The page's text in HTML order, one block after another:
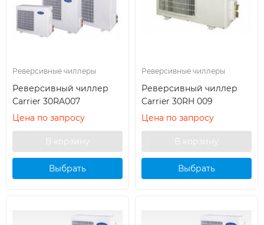
Реверсивные чиллеры
Реверсивный чиллер
Carrier 30RA007
Цена по запросу
Выбрать
Реверсивные чиллеры
Реверсивный чиллер
Carrier 30RH 009
Цена по запросу
Выбрать